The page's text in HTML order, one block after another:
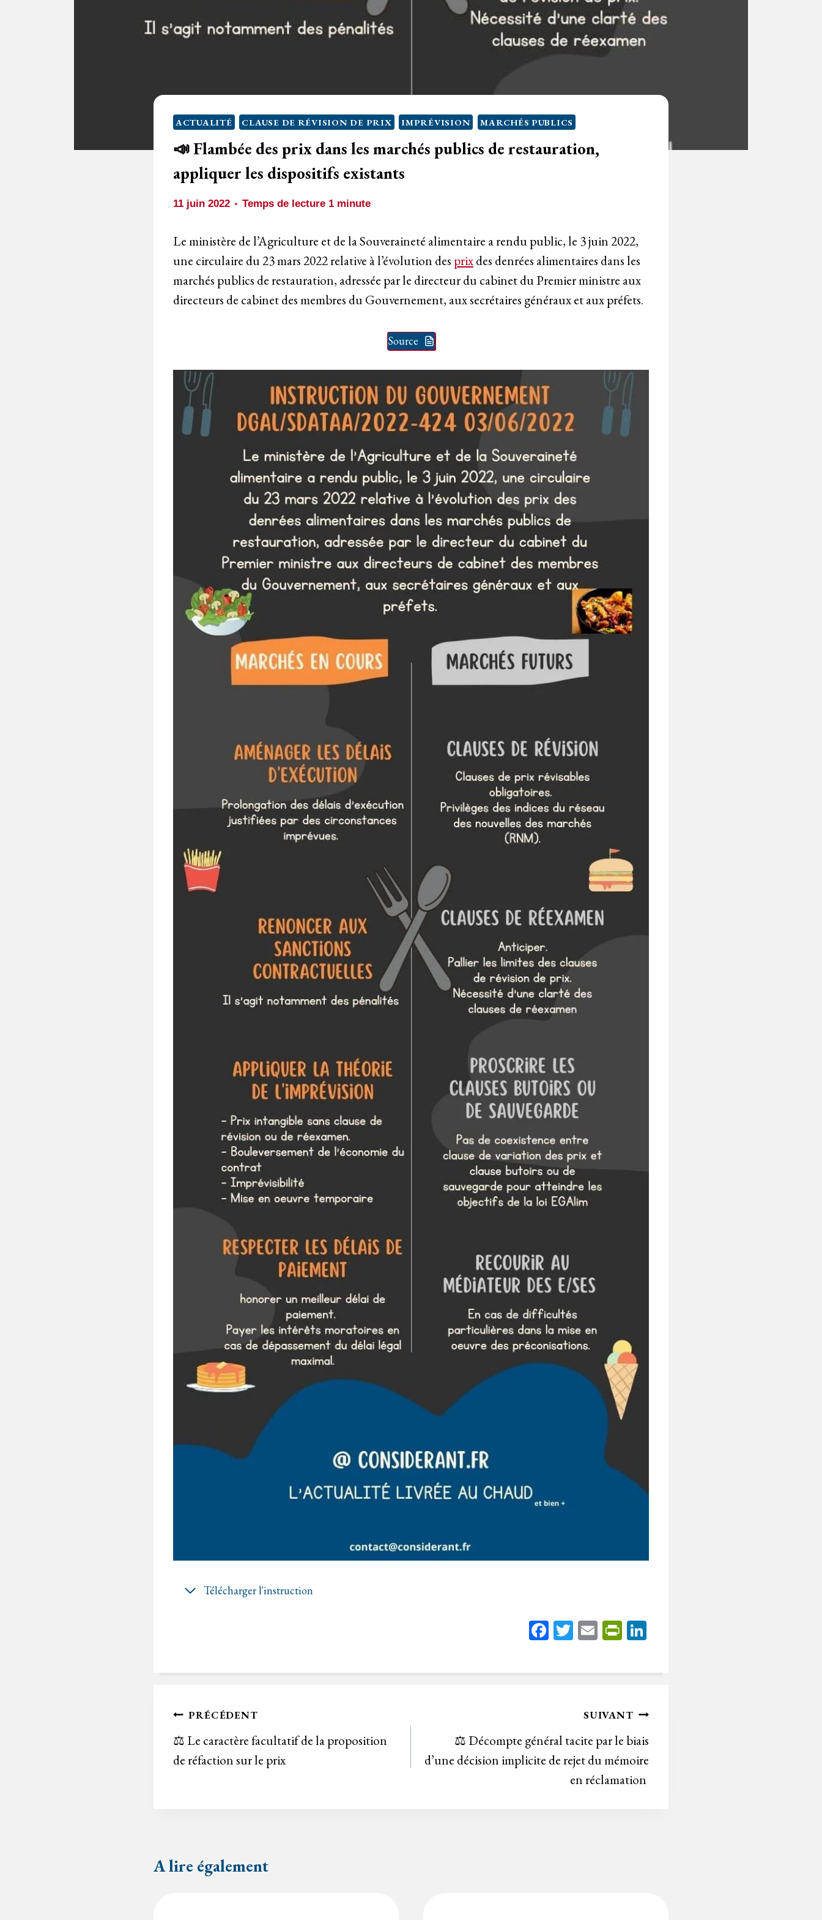
ACTUALITÉ CLAUSE DE RÉVISION DE PRIX IMPRÉVISION MARCHÉS PUBLICS
📣 Flambée des prix dans les marchés publics de restauration,
appliquer les dispositifs existants
11 juin 2022 Temps de lecture 1 minute
Le ministère de l’Agriculture et de la Souveraineté alimentaire a rendu public, le 3 juin 2022,
une circulaire du 23 mars 2022 relative à l’évolution des prixdes denrées alimentaires dans les
marchés publics de restauration, adressée par le directeur du cabinet du Premier ministre aux
directeurs de cabinet des membres du Gouvernement, aux secrétaires généraux et aux préfets.
Source
Télécharger l'instruction
Fa
bo
T
tt
E
ail
Pr
tF
n
dl
y
ed
Navigation
de
l’article
PRÉCÉDENT
⚖️ Le caractère facultatif de la proposition
de réfaction sur le prix
SUIVANT
⚖️ Décompte général tacite par le biais
d’une décision implicite de rejet du mémoire
en réclamation
A lire également